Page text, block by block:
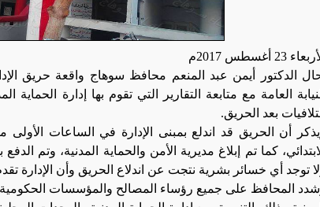
23 أغسطس 2017م
الدكتور أيمن عبد المنعم محافظ سوهاج واقعة حريق
العامة مع متابعة التقارير التي تقوم بها إدارة
بعد الحريق.
أن الحريق قد اندلع بمبنى الإدارة في الساعات
كما تم إبلاغ مديرية الأمن والحماية المدنية، وتم
توجد أي خسائر بشرية نتجت عن اندلاع الحريق وأن الإدارة
المحافظ على جميع رؤساء المصالح والمؤسسات